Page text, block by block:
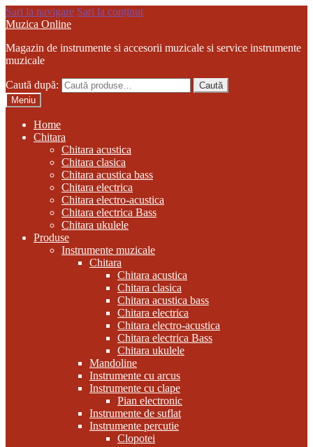
Sari la navigare Sari la conținut
Muzica Online
Magazin de instrumente si accesorii muzicale si service instrumente
muzicale
Caută după:
Caută
Meniu
Home
Chitara
Chitara acustica
Chitara clasica
Chitara acustica bass
Chitara electrica
Chitara electro-acustica
Chitara electrica Bass
Chitara ukulele
Produse
Instrumente muzicale
Chitara
Chitara acustica
Chitara clasica
Chitara acustica bass
Chitara electrica
Chitara electro-acustica
Chitara electrica Bass
Chitara ukulele
Mandoline
Instrumente cu arcus
Instrumente cu clape
Pian electronic
Instrumente de suflat
Instrumente percutie
Clopotei